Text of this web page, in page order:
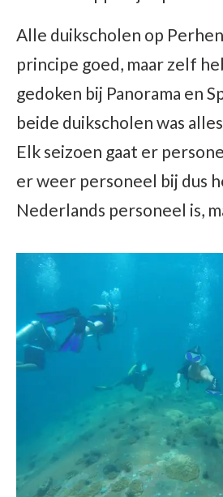
Alle duikscholen op
principe goed, maar zelf
gedoken bij Panorama en
beide duikscholen was
Elk seizoen gaat er
er weer personeel bij dus
Nederlands personeel is,